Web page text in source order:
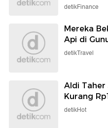
detikFinance
Mereka
Api di
detikTravel
Aldi Taher
Kurang
detikHot